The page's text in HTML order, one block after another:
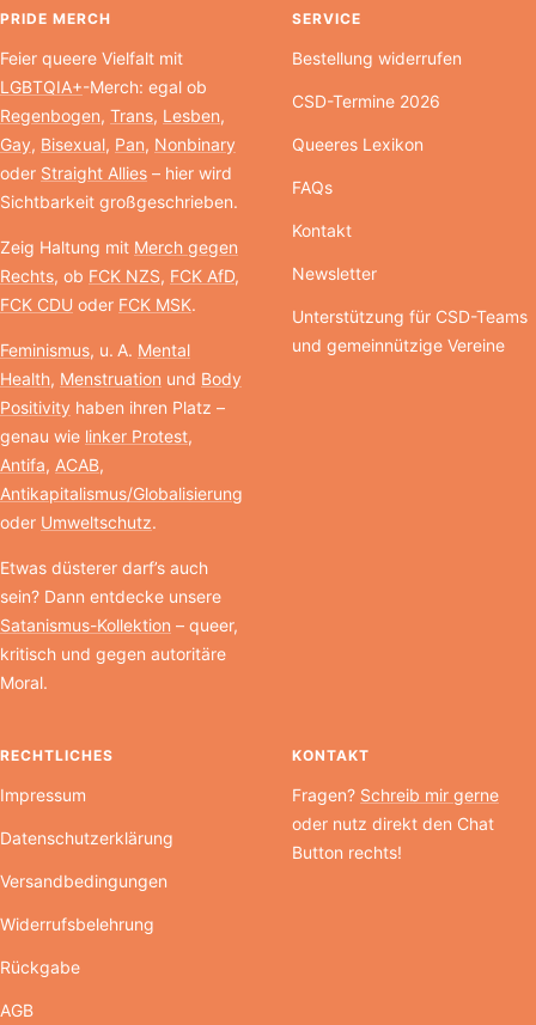
PRIDE MERCH
Feier queere Vielfalt mit
LGBTQIA+-Merch: egal ob
Regenbogen, Trans, Lesben,
Gay, Bisexual, Pan, Nonbinary
oder Straight Allies – hier wird
Sichtbarkeit großgeschrieben.
Zeig Haltung mit Merch gegen
Rechts, ob FCK NZS, FCK AfD,
FCK CDU oder FCK MSK.
Feminismus, u. A. Mental
Health, Menstruation und Body
Positivity haben ihren Platz –
genau wie linker Protest,
Antifa, ACAB,
Antikapitalismus/Globalisierung
oder Umweltschutz.
Etwas düsterer darf’s auch
sein? Dann entdecke unsere
Satanismus-Kollektion – queer,
kritisch und gegen autoritäre
Moral.
SERVICE
Bestellung widerrufen
CSD-Termine 2026
Queeres Lexikon
FAQs
Kontakt
Newsletter
Unterstützung für CSD-Teams
und gemeinnützige Vereine
RECHTLICHES
Impressum
Datenschutzerklärung
Versandbedingungen
Widerrufsbelehrung
Rückgabe
AGB
KONTAKT
Fragen? Schreib mir gerne
oder nutz direkt den Chat
Button rechts!